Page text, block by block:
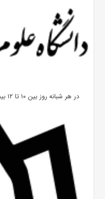
در هر شبانه روز بین ۱۰ تا ۱۲ بیمار نیازمند پیوند عضو فوت می‌کند